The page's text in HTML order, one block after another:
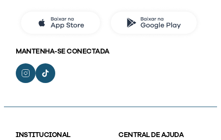
MANTENHA-SE CONECTADA
INSTITUCIONAL CENTRAL DE AJUDA